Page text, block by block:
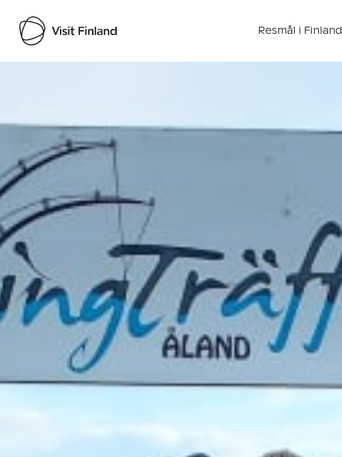
Resmål i Finland